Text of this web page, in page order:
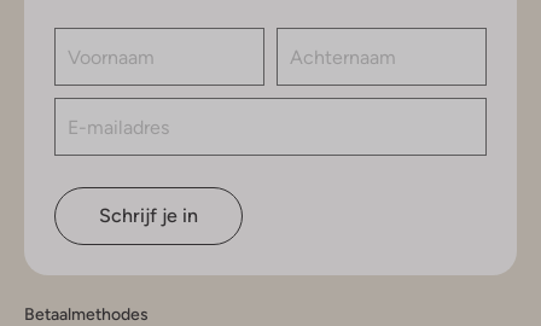
Schrijf je in
Betaalmethodes